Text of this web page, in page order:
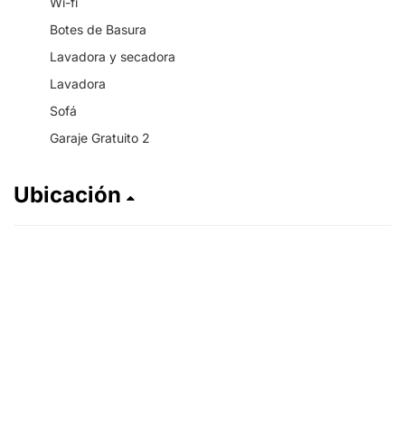
Botes de Basura
Lavadora y secadora
Lavadora
Sofá
Garaje Gratuito 2
Ubicación